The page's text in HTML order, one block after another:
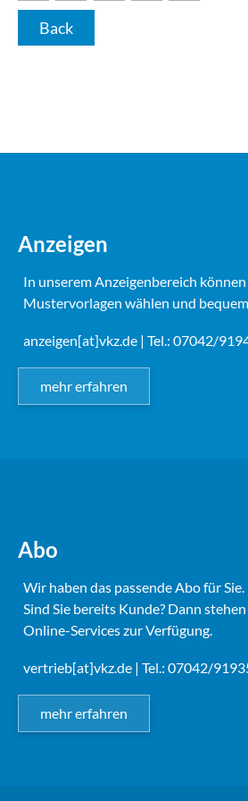
Back
Anzeigen
In unserem Anzeigenbereich können
Mustervorlagen wählen und
anzeigen[at]vkz.de | Tel.: 07042/
mehr erfahren
Abo
Wir haben das passende Abo für Sie.
Sind Sie bereits Kunde? Dann
Online-Services zur Verfügung.
vertrieb[at]vkz.de | Tel.: 07042/
mehr erfahren